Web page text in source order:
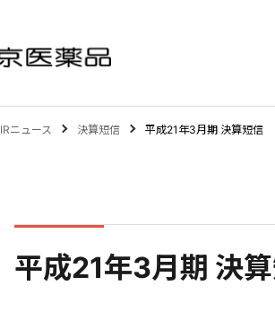
企業情報
IR情報
IRニュース 決算短信 平成21年3月期 決算短信
平成21年3月期 決